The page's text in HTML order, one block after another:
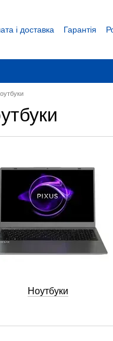
і доставка Гарантія
Ноутбуки